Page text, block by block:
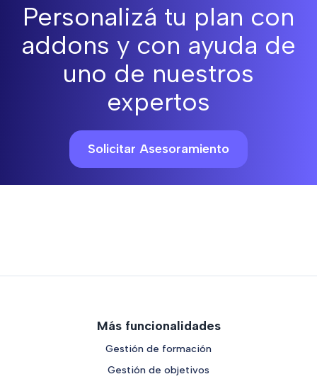
Personalizá tu plan con
addons y con ayuda de
uno de nuestros
expertos
Solicitar Asesoramiento
Más funcionalidades
Gestión de formación
Gestión de objetivos